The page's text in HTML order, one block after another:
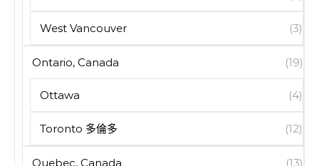
West Vancouver (3)
Ontario, Canada (19)
Ottawa (4)
Toronto 多倫多 (12)
Quebec, Canada (13)